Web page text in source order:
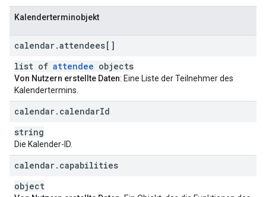
Kalenderterminobjekt
calendar.attendees[]
list of attendee objects
Von Nutzern erstellte Daten: Eine Liste der Teilnehmer des
Kalendertermins.
calendar. calendarId
string
Die Kalender-ID.
calendar. capabilities
object